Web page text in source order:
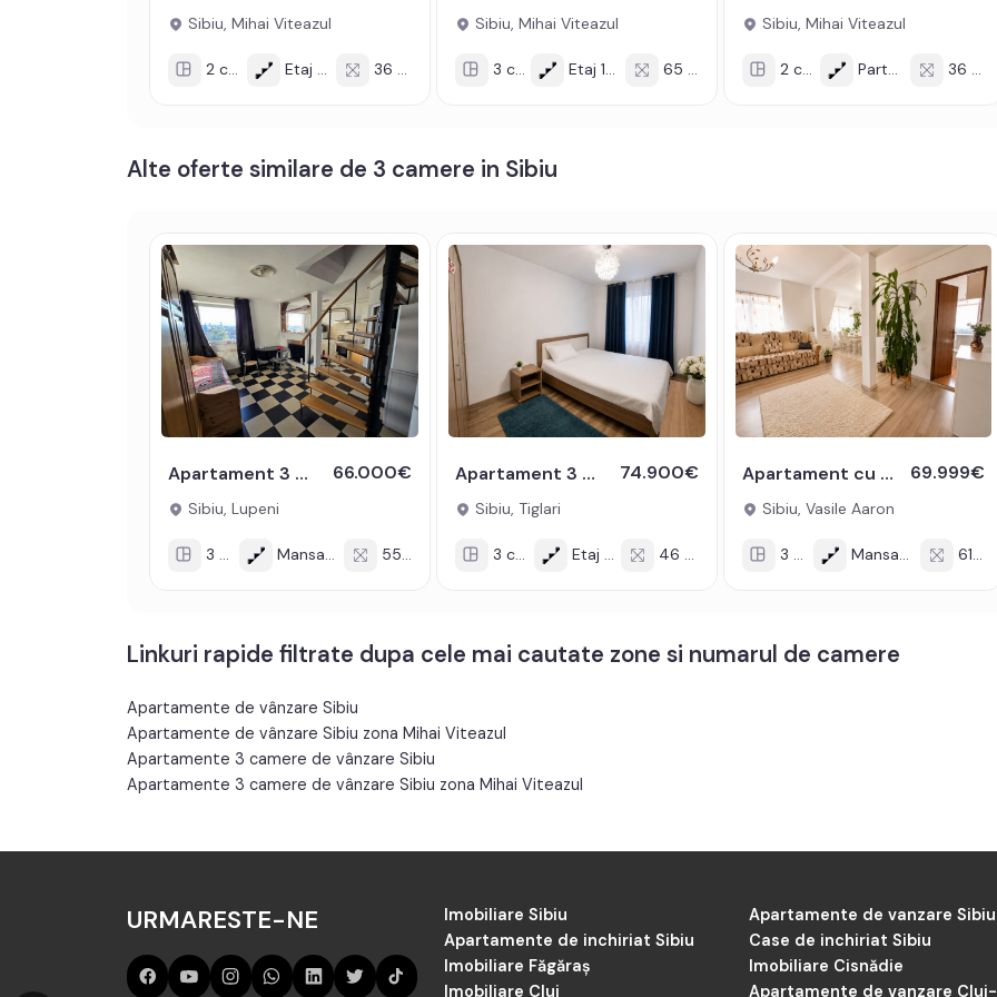
Sibiu, Mihai Viteazul
2 cam Etaj 4/5 36 mp
Sibiu, Mihai Viteazul
3 cam Etaj 10/10 65 mp
Sibiu, Mihai Viteazul
2 cam Parter/4 36 mp
Alte oferte similare de 3 camere in Sibiu
Apartament 3 camere de vanzare mobilat utilat in zona Lupeni din Sibiu 66.000€
Sibiu, Lupeni
3 cam Mansarda/4 55 mp
Apartament 3 camere de vanzare etaj intermediar Sibiu -chirias activ 74.900€
Sibiu, Tiglari
3 cam Etaj 3/4 46 mp
Apartament cu 3 camere de vanzare - mansarda Vasile Aaron - intabulata 69.999€
Sibiu, Vasile Aaron
3 cam Mansarda/4 61 mp
Linkuri rapide filtrate dupa cele mai cautate zone si numarul de camere
Apartamente de vânzare Sibiu
Apartamente de vânzare Sibiu zona Mihai Viteazul
Apartamente 3 camere de vânzare Sibiu
Apartamente 3 camere de vânzare Sibiu zona Mihai Viteazul
URMARESTE-NE Imobiliare Sibiu Apartamente de vanzare Sibiu
Apartamente de inchiriat Sibiu
Case de inchiriat Sibiu
Imobiliare Făgăraș
Imobiliare Cisnădie
Imobiliare Cluj
Apartamente de vanzare Cluj-